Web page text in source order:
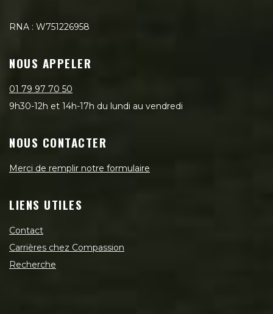
RNA : W751226958
NOUS APPELER
01 79 97 70 50
9h30-12h et 14h-17h du lundi au vendredi
NOUS CONTACTER
Merci de remplir notre formulaire
LIENS UTILES
Contact
Carrières chez Compassion
Recherche